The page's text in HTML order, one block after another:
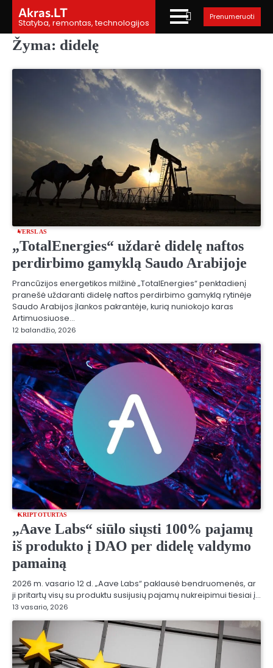
content
Akras.LT
Statyba, remontas, technologijos
Prenumeruoti
Žyma: didelę
VERSLAS
„TotalEnergies“ uždarė didelę naftos
perdirbimo gamyklą Saudo Arabijoje
Prancūzijos energetikos milžinė „TotalEnergies“ penktadienį
pranešė uždaranti didelę naftos perdirbimo gamyklą rytinėje
Saudo Arabijos įlankos pakrantėje, kurią nuniokojo karas
Artimuosiuose…
12 balandžio, 2026
KRIPTOTURTAS
„Aave Labs“ siūlo siųsti 100% pajamų
iš produkto į DAO per didelę valdymo
pamainą
2026 m. vasario 12 d. „Aave Labs“ paklausė bendruomenės, ar
ji pritartų visų su produktu susijusių pajamų nukreipimui tiesiai į…
13 vasario, 2026